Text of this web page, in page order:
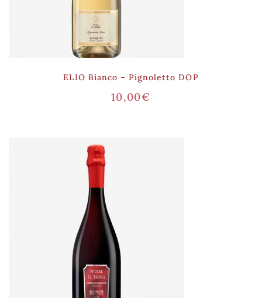
ELIO Bianco – Pignoletto DOP
10,00€